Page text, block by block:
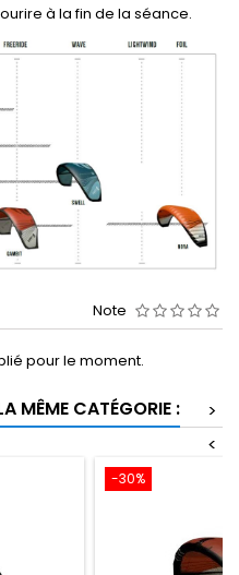
à la fin de la séance.
Note
pour le moment.
MÊME CATÉGORIE :
>
<
-30%